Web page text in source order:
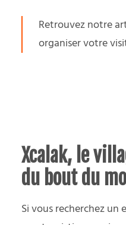
Retrouvez notre
organiser votre
Xcalak, le
du bout du
Si vous recherchez